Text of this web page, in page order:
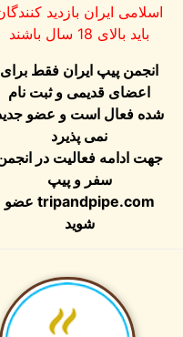
اسلامی ایران بازدید کنندگان
باید بالای 18 سال باشند
انجمن پیپ ایران فقط برای
اعضای قدیمی و ثبت نام
شده فعال است و عضو جدید
نمی پذیرد
جهت ادامه فعالیت در انجمن
سفر و پیپ
tripandpipe.comعضو
شوید